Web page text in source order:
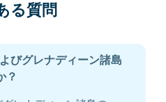
る質問
びグレナディーン諸島
？